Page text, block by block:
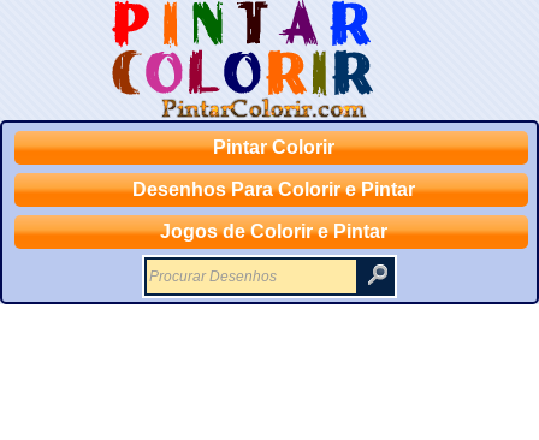
Pintar Colorir
Desenhos Para Colorir e Pintar
Jogos de Colorir e Pintar